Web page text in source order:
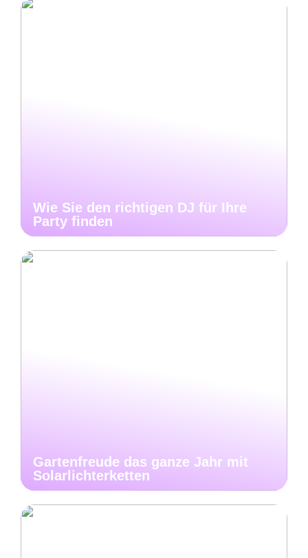
Wie Sie den richtigen DJ für Ihre
Party finden
Gartenfreude das ganze Jahr mit
Solarlichterketten